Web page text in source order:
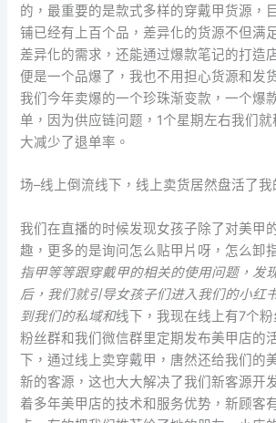
的，最重要的是款式多样的穿戴甲货源，
铺已经有上百个品，差异化的货源不但满
差异化的需求，还能通过爆款笔记的打造
便是一个品爆了，我也不用担心货源和发
我们今年卖爆的一个珍珠渐变款，一个爆
单，因为供应链问题，1个星期左右我们
大减少了退单率。
场–线上倒流线下，线上卖货居然盘活了我
我们在直播的时候发现女孩子除了对美甲
趣，更多的是询问怎么贴甲片呀，怎么卸
指甲等等跟穿戴甲的相关的使用问题，发
后，我们就引导女孩子们进入我们的小红
到我们的私域和线下，我现在线上有7个
粉丝群和我们微信群里定期发布美甲店的
下，通过线上卖穿戴甲，唐然还给我们的
新的客源，这也大大解决了我们新客源开
着多年美甲店的技术和服务优势，新顾客